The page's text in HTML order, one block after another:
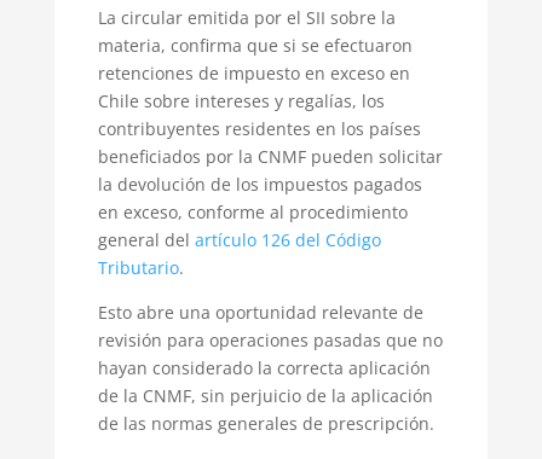
La circular emitida por el SII sobre la
materia, confirma que si se efectuaron
retenciones de impuesto en exceso en
Chile sobre intereses y regalías, los
contribuyentes residentes en los países
beneficiados por la CNMF pueden solicitar
la devolución de los impuestos pagados
en exceso, conforme al procedimiento
general del artículo 126 del Código
Tributario.
Esto abre una oportunidad relevante de
revisión para operaciones pasadas que no
hayan considerado la correcta aplicación
de la CNMF, sin perjuicio de la aplicación
de las normas generales de prescripción.